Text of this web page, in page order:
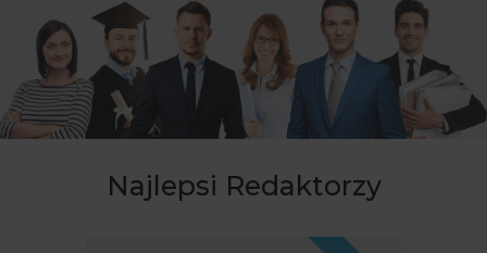
Najlepsi Redaktorzy